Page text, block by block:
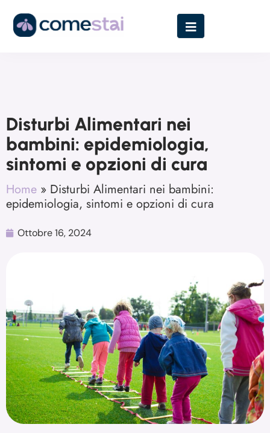
Disturbi Alimentari nei
bambini: epidemiologia,
sintomi e opzioni di cura
Home » Disturbi Alimentari nei bambini:
epidemiologia, sintomi e opzioni di cura
Ottobre 16, 2024